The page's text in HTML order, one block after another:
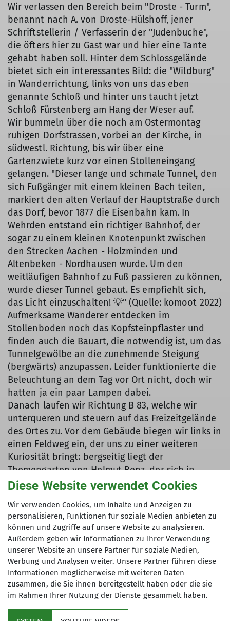
Wir verlassen den Bereich beim "Droste - Turm",
benannt nach A. von Droste-Hülshoff, jener
Schriftstellerin / Verfasserin der "Judenbuche",
die öfters hier zu Gast war und hier eine Tante
gehabt haben soll. Hinter dem Schlossgelände
bietet sich ein interessantes Bild: die "Wildburg"
in Wanderrichtung, links von uns das eben
genannte Schloß und hinter uns taucht jetzt
Schloß Fürstenberg am Hang der Weser auf.
Wir bummeln über die noch am Ostermontag
ruhigen Dorfstrassen, vorbei an der Kirche, in
südwestl. Richtung, bis wir über eine
Gartenzwiete kurz vor einen Stolleneingang
gelangen. "Dieser lange und schmale Tunnel, den
sich Fußgänger mit einem kleinen Bach teilen,
markiert den alten Verlauf der Hauptstraße durch
das Dorf, bevor 1877 die Eisenbahn kam. In
Wehrden entstand ein richtiger Bahnhof, der
sogar zu einem kleinen Knotenpunkt zwischen
den Strecken Aachen - Holzminden und
Altenbeken - Nordhausen wurde. Um den
weitläufigen Bahnhof zu Fuß passieren zu können,
wurde dieser Tunnel gebaut. Es empfiehlt sich,
das Licht einzuschalten! 💡" (Quelle: komoot 2022)
Aufmerksame Wanderer entdecken im
Stollenboden noch das Kopfsteinpflaster und
finden auch die Bauart, die notwendig ist, um das
Tunnelgewölbe an die zunehmende Steigung
(bergwärts) anzupassen. Leider funktionierte die
Beleuchtung an dem Tag vor Ort nicht, doch wir
hatten ja ein paar Lampen dabei.
Danach laufen wir Richtung B 83, welche wir
unterqueren und steuern auf das Freizeitgelände
des Ortes zu. Vor dem Gebäude biegen wir links in
einen Feldweg ein, der uns zu einer weiteren
Kuriosität bringt: bergseitig liegt der
Themengarten von Helmut Benz, der sich in
künstlerischer Art mit verschiedensten Themen
Viele Wanderer machen Fotos, gehen durch den
öffentlich zugänglichen Garten und auch in der
Präsentation von Reinhard Kockmann waren
später viele Fotos dazu zu finden. Benz
thematisierte hier u.a. die Erdzeitalter als lange
Reihe am Zaun, ganz am Ende tauchte dann mal
Wehrden auf. Oder etwa der (mathematische)
Satz des Pythagoras, flächenhaft dargestellt.
Oder, oder,.....lediglich der Garten an sich müsste
Diese Website verwendet Cookies
Wir verwenden Cookies, um Inhalte und Anzeigen zu
personalisieren, Funktionen für soziale Medien anbieten zu
können und Zugriffe auf unsere Website zu analysieren.
Außerdem geben wir Informationen zu Ihrer Verwendung
unserer Website an unsere Partner für soziale Medien,
Werbung und Analysen weiter. Unsere Partner führen diese
Informationen möglicherweise mit weiteren Daten
zusammen, die Sie ihnen bereitgestellt haben oder die sie
im Rahmen Ihrer Nutzung der Dienste gesammelt haben.